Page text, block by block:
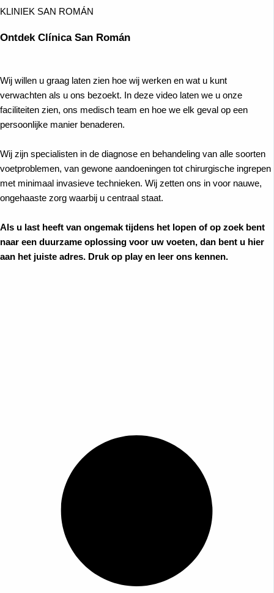
niet nodig!
KLINIEK SAN ROMÁN
Ontdek Clínica San Román
Wij willen u graag laten zien hoe wij werken en wat u kunt
verwachten als u ons bezoekt. In deze video laten we u onze
faciliteiten zien, ons medisch team en hoe we elk geval op een
persoonlijke manier benaderen.
Wij zijn specialisten in de diagnose en behandeling van alle soorten
voetproblemen, van gewone aandoeningen tot chirurgische ingrepen
met minimaal invasieve technieken. Wij zetten ons in voor nauwe,
ongehaaste zorg waarbij u centraal staat.
Als u last heeft van ongemak tijdens het lopen of op zoek bent
naar een duurzame oplossing voor uw voeten, dan bent u hier
aan het juiste adres. Druk op play en leer ons kennen.